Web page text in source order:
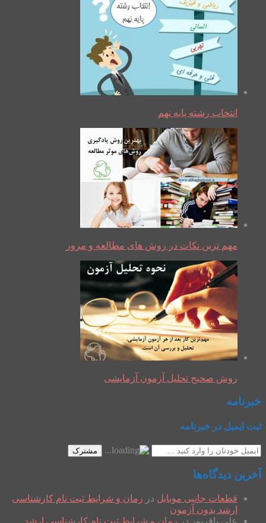
انتخاب رشته پایه نهم
مهم ترین نکات در روش های مطالعه و مرور
روش صحیح تحلیل آزمون آزمایشی
خبرنامه
ثبت ایمیل در خبرنامه
مشترک
آخرین دیدگاه‌ها
قطعات جانبی موبایل در زمان و شرایط ثبت نام کارشناسی
ارشد بدون آزمون
علی باقرپور در زمان و شرایط ثبت نام کارشناسی ارشد